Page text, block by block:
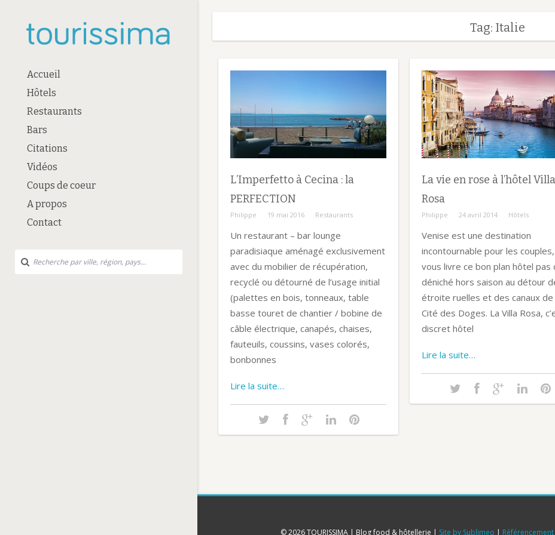
Accueil
Hôtels
Restaurants
Bars
Citations
Vidéos
Coups de coeur
A propos
Contact
Tag: Italie
L’Imperfetto à Cecina : la
PERFECTION
Philippe 19 mai 2016 Restaurants
Un restaurant – bar lounge
paradisiaque aménagé exclusivement
avec du mobilier de récupération,
recyclé ou détourné de l’usage initial
(palettes en bois, tonneaux, table
basse touret de chantier / bobine de
câble électrique, canapés, chaises,
fauteuils, coussins, vases colorés,
bonbonnes
Lire la suite…
La vie en rose à l’hôtel Villa
Rosa
Philippe 24 avril 2014 Hôtels
Venise est une destination
incontournable pour les
vous livre ce bon plan hôtel pas
déniché hors saison au détour
étroite ruelles et des canaux de
Cité des Doges. La Villa Rosa,
discret hôtel
Lire la suite…
© 2026 TOURISSIMA | Blog food & hôtellerie | Site by Sublimeo |